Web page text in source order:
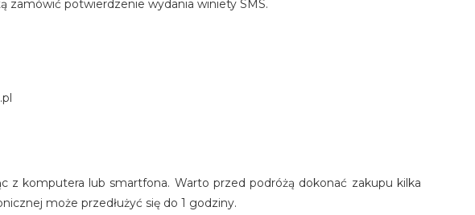
zamówić potwierdzenie wydania winiety SMS.
komputera lub smartfona. Warto przed podróżą dokonać zakupu kilka
może przedłużyć się do 1 godziny.